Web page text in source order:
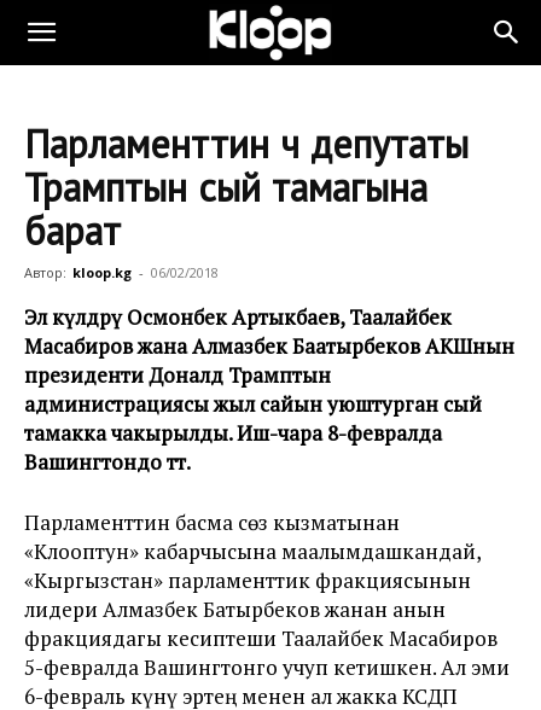
Парламенттин үч депутаты
Трамптын сый тамагына
барат
Автор: kloop.kg - 06/02/2018
Эл өкүлдөрү Осмонбек Артыкбаев, Таалайбек
Масабиров жана Алмазбек Баатырбеков АКШнын
президенти Доналд Трамптын
администрациясы жыл сайын уюштурган сый
тамакка чакырылды. Иш-чара 8-февралда
Вашингтондо өтөт.
Парламенттин басма сөз кызматынан
«Клооптун» кабарчысына маалымдашкандай,
«Кыргызстан» парламенттик фракциясынын
лидери Алмазбек Батырбеков жанан анын
фракциядагы кесиптеши Таалайбек Масабиров
5-февралда Вашингтонго учуп кетишкен. Ал эми
6-февраль күнү эртең менен ал жакка КСДП